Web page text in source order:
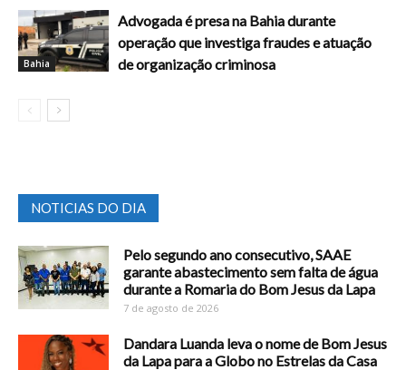
Bahia
Advogada é presa na Bahia durante
operação que investiga fraudes e atuação
de organização criminosa
NOTICIAS DO DIA
Pelo segundo ano consecutivo, SAAE
garante abastecimento sem falta de água
durante a Romaria do Bom Jesus da Lapa
7 de agosto de 2026
Dandara Luanda leva o nome de Bom Jesus
da Lapa para a Globo no Estrelas da Casa